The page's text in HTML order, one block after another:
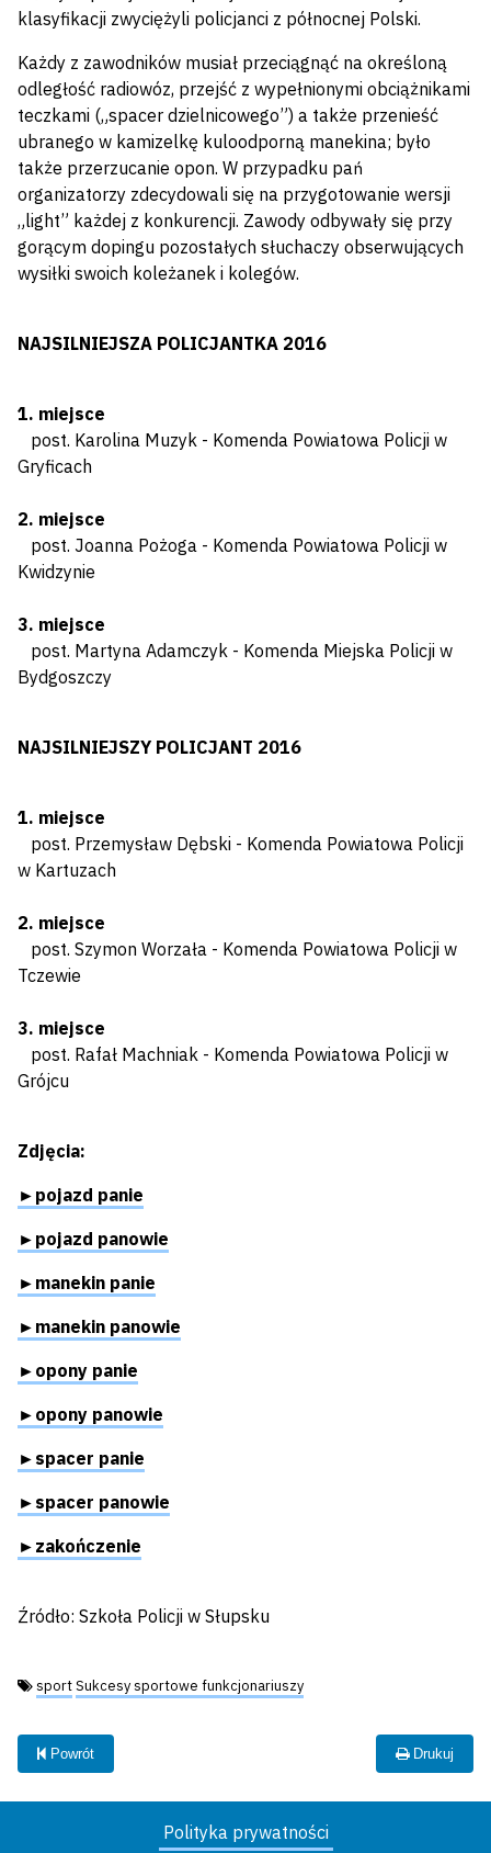
klasyfikacji zwyciężyli policjanci z północnej Polski.
Każdy z zawodników musiał przeciągnąć na określoną
odległość radiowóz, przejść z wypełnionymi obciążnikami
teczkami („spacer dzielnicowego”) a także przenieść
ubranego w kamizelkę kuloodporną manekina; było
także przerzucanie opon. W przypadku pań
organizatorzy zdecydowali się na przygotowanie wersji
„light” każdej z konkurencji. Zawody odbywały się przy
gorącym dopingu pozostałych słuchaczy obserwujących
wysiłki swoich koleżanek i kolegów.
NAJSILNIEJSZA POLICJANTKA 2016
1. miejsce
post. Karolina Muzyk - Komenda Powiatowa Policji w
Gryficach
2. miejsce
post. Joanna Pożoga - Komenda Powiatowa Policji w
Kwidzynie
3. miejsce
post. Martyna Adamczyk - Komenda Miejska Policji w
Bydgoszczy
NAJSILNIEJSZY POLICJANT 2016
1. miejsce
post. Przemysław Dębski - Komenda Powiatowa Policji
w Kartuzach
2. miejsce
post. Szymon Worzała - Komenda Powiatowa Policji w
Tczewie
3. miejsce
post. Rafał Machniak - Komenda Powiatowa Policji w
Grójcu
Zdjęcia:
►pojazd panie
►pojazd panowie
►manekin panie
►manekin panowie
►opony panie
►opony panowie
►spacer panie
►spacer panowie
►zakończenie
Źródło: Szkoła Policji w Słupsku
Tagi:
sportSukcesy sportowe funkcjonariuszy
Powrót Drukuj
Polityka prywatności